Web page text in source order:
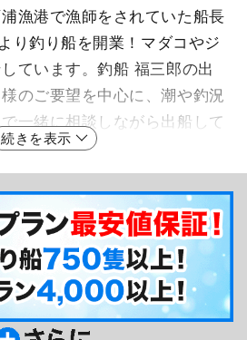
漁港で漁師をされていた船長
り釣り船を開業！マダコやジ
ています。釣船 福三郎の出
のご要望を中心に、潮や釣況
一緒に相談しながら出船して
メインに出船しますが、実は
♪平日、土日祝共に5名様から
兼ねなく、お好きな釣り物で
ご用意もありますので、ビギ
利用下さい。
メッセージ
を開業している釣船 福三郎
続きを表示